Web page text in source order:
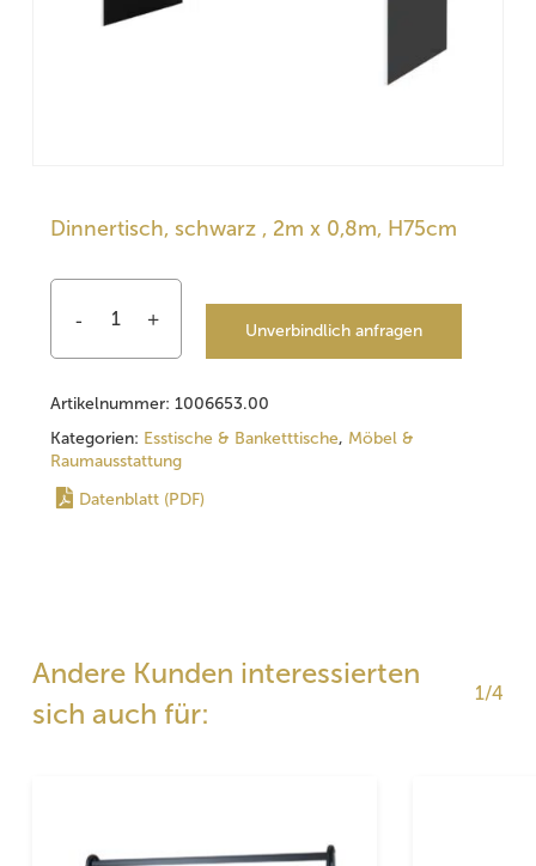
Dinnertisch, schwarz , 2m x 0,8m, H75cm
Unverbindlich anfragen
Artikelnummer: 1006653.00
Kategorien: Esstische & Banketttische, Möbel &
Raumausstattung
Datenblatt (PDF)
Andere Kunden interessierten
sich auch für:
1/4